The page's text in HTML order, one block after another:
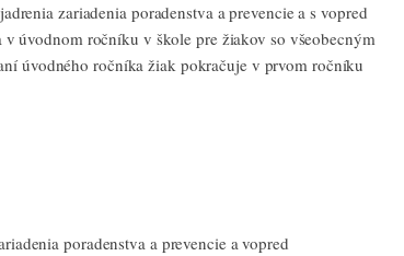
zariadenia poradenstva a prevencie a s vopred
úvodnom ročníku v škole pre žiakov so všeobecným
úvodného ročníka žiak pokračuje v prvom ročníku
poradenstva a prevencie a vopred